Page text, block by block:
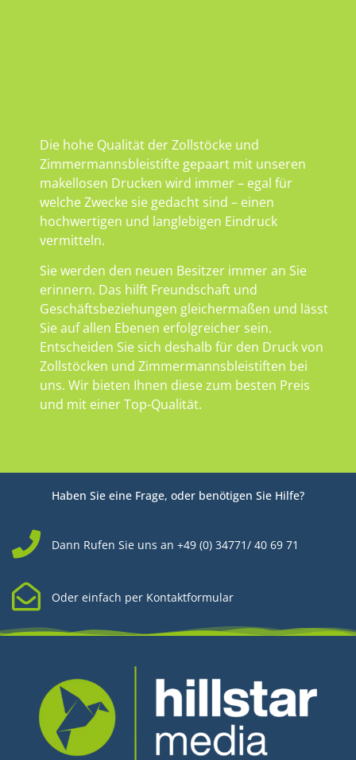
Die hohe Qualität der Zollstöcke und
Zimmermannsbleistifte gepaart mit unseren
makellosen Drucken wird immer – egal für
welche Zwecke sie gedacht sind – einen
hochwertigen und langlebigen Eindruck
vermitteln.
Sie werden den neuen Besitzer immer an Sie
erinnern. Das hilft Freundschaft und
Geschäftsbeziehungen gleichermaßen und lässt
Sie auf allen Ebenen erfolgreicher sein.
Entscheiden Sie sich deshalb für den Druck von
Zollstöcken und Zimmermannsbleistiften bei
uns. Wir bieten Ihnen diese zum besten Preis
und mit einer Top-Qualität.
Haben Sie eine Frage, oder benötigen Sie Hilfe?
Dann Rufen Sie uns an +49 (0) 34771/ 40 69 71
Oder einfach per Kontaktformular